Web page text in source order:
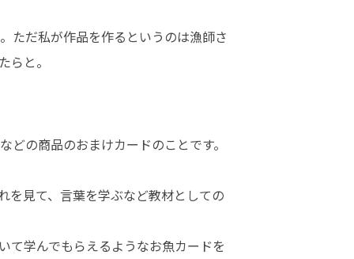
ただ私が作品を作るというのは漁師さ
と。
の商品のおまけカードのことです。
を見て、言葉を学ぶなど教材としての
て学んでもらえるようなお魚カードを